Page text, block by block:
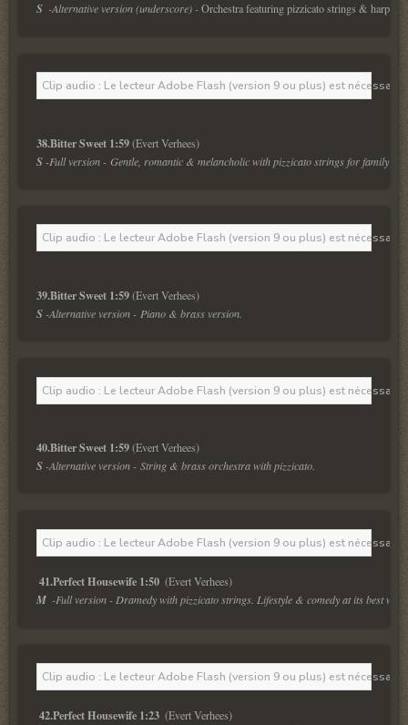
S -Alternative version (underscore) - Orchestra featuring pizzicato strings & harp.
Clip audio : Le lecteur Adobe Flash (version 9 ou plus) est
38.Bitter Sweet 1:59
S -Full version - Gentle, romantic & melancholic with pizzicato strings for family &
Clip audio : Le lecteur Adobe Flash (version 9 ou plus) est
39.Bitter Sweet 1:59
S -Alternative version - Piano & brass version.
Clip audio : Le lecteur Adobe Flash (version 9 ou plus) est
40.Bitter Sweet 1:59
S -Alternative version - String & brass orchestra with pizzicato.
Clip audio : Le lecteur Adobe Flash (version 9 ou plus) est
41.Perfect Housewife 1:50 (Evert Verhees)
M -Full version - Dramedy with pizzicato strings. Lifestyle & comedy at its best with
Clip audio : Le lecteur Adobe Flash (version 9 ou plus) est
42.Perfect Housewife 1:23 (Evert Verhees)